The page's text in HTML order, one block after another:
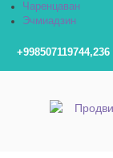
Чаренцаван
Эчмиадзин
+998507119744,236